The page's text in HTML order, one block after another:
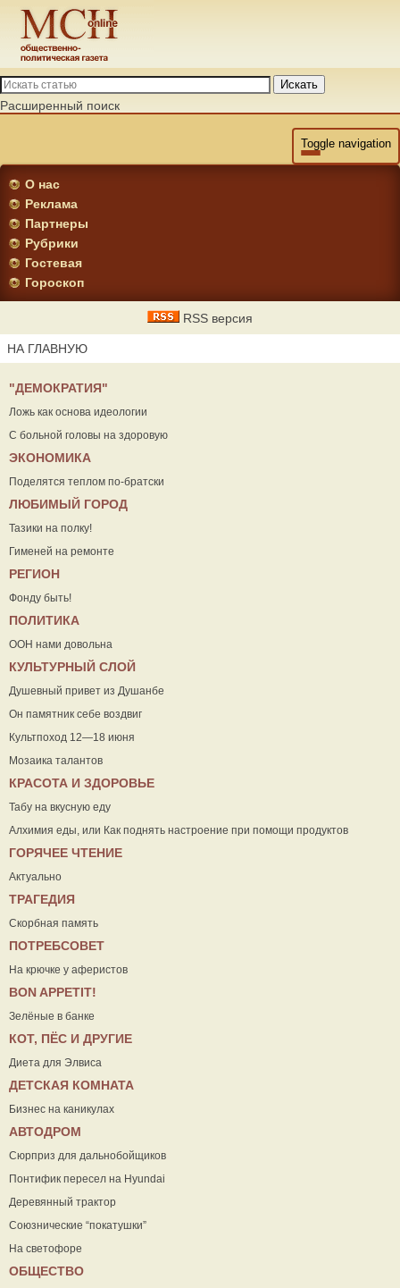
Искать
Расширенный поиск
Toggle navigation
О нас
Реклама
Партнеры
Рубрики
Гостевая
Гороскоп
RSS версия
НА ГЛАВНУЮ
"ДЕМОКРАТИЯ"
Ложь как основа идеологии
С больной головы на здоровую
ЭКОНОМИКА
Поделятся теплом по-братски
ЛЮБИМЫЙ ГОРОД
Тазики на полку!
Гименей на ремонте
РЕГИОН
Фонду быть!
ПОЛИТИКА
ООН нами довольна
КУЛЬТУРНЫЙ СЛОЙ
Душевный привет из Душанбе
Он памятник себе воздвиг
Культпоход 12—18 июня
Мозаика талантов
КРАСОТА И ЗДОРОВЬЕ
Табу на вкусную еду
Алхимия еды, или Как поднять настроение при помощи продуктов
ГОРЯЧЕЕ ЧТЕНИЕ
Актуально
ТРАГЕДИЯ
Скорбная память
ПОТРЕБСОВЕТ
На крючке у аферистов
ВON APPETIT!
Зелёные в банке
КОТ, ПЁС И ДРУГИЕ
Диета для Элвиса
ДЕТСКАЯ КОМНАТА
Бизнес на каникулах
АВТОДРОМ
Сюрприз для дальнобойщиков
Понтифик пересел на Hyundai
Деревянный трактор
Союзнические “покатушки”
На светофоре
ОБЩЕСТВО